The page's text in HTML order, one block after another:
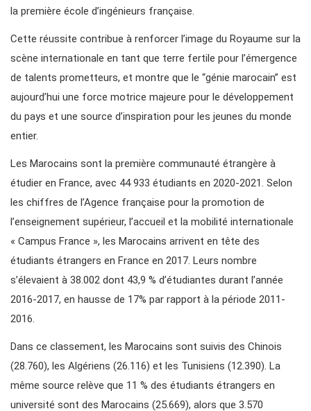
la première école d’ingénieurs française.
Cette réussite contribue à renforcer l’image du Royaume sur la
scène internationale en tant que terre fertile pour l’émergence
de talents prometteurs, et montre que le “génie marocain” est
aujourd’hui une force motrice majeure pour le développement
du pays et une source d’inspiration pour les jeunes du monde
entier.
Les Marocains sont la première communauté étrangère à
étudier en France, avec 44 933 étudiants en 2020-2021. Selon
les chiffres de l’Agence française pour la promotion de
l’enseignement supérieur, l’accueil et la mobilité internationale
« Campus France », les Marocains arrivent en tête des
étudiants étrangers en France en 2017. Leurs nombre
s’élevaient à 38.002 dont 43,9 % d’étudiantes durant l’année
2016-2017, en hausse de 17% par rapport à la période 2011-
2016.
Dans ce classement, les Marocains sont suivis des Chinois
(28.760), les Algériens (26.116) et les Tunisiens (12.390). La
même source relève que 11 % des étudiants étrangers en
université sont des Marocains (25.669), alors que 3.570